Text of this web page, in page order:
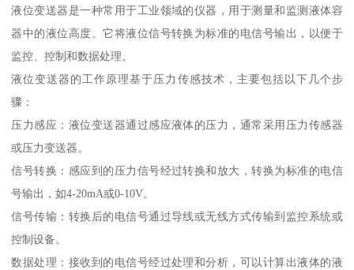
液位变送器是一种常用于工业领域的仪器，用于测量和监测液体容
器中的液位高度。它将液位信号转换为标准的电信号输出，以便于
监控、控制和数据处理。
液位变送器的工作原理基于压力传感技术，主要包括以下几个步
骤：
压力感应：液位变送器通过感应液体的压力，通常采用压力传感器
或压力变送器。
信号转换：感应到的压力信号经过转换和放大，转换为标准的电信
号输出，如4-20mA或0-10V。
信号传输：转换后的电信号通过导线或无线方式传输到监控系统或
控制设备。
数据处理：接收到的电信号经过处理和分析，可以计算出液体的液